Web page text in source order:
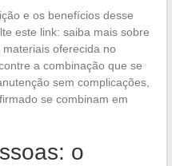
e os benefícios desse
este link: saiba mais sobre
oferecida no
a combinação que se
sem complicações,
se combinam em
o